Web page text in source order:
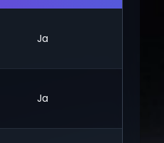
Ja
Ja